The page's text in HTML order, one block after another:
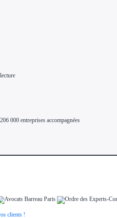
000 entreprises accompagnées
clients !